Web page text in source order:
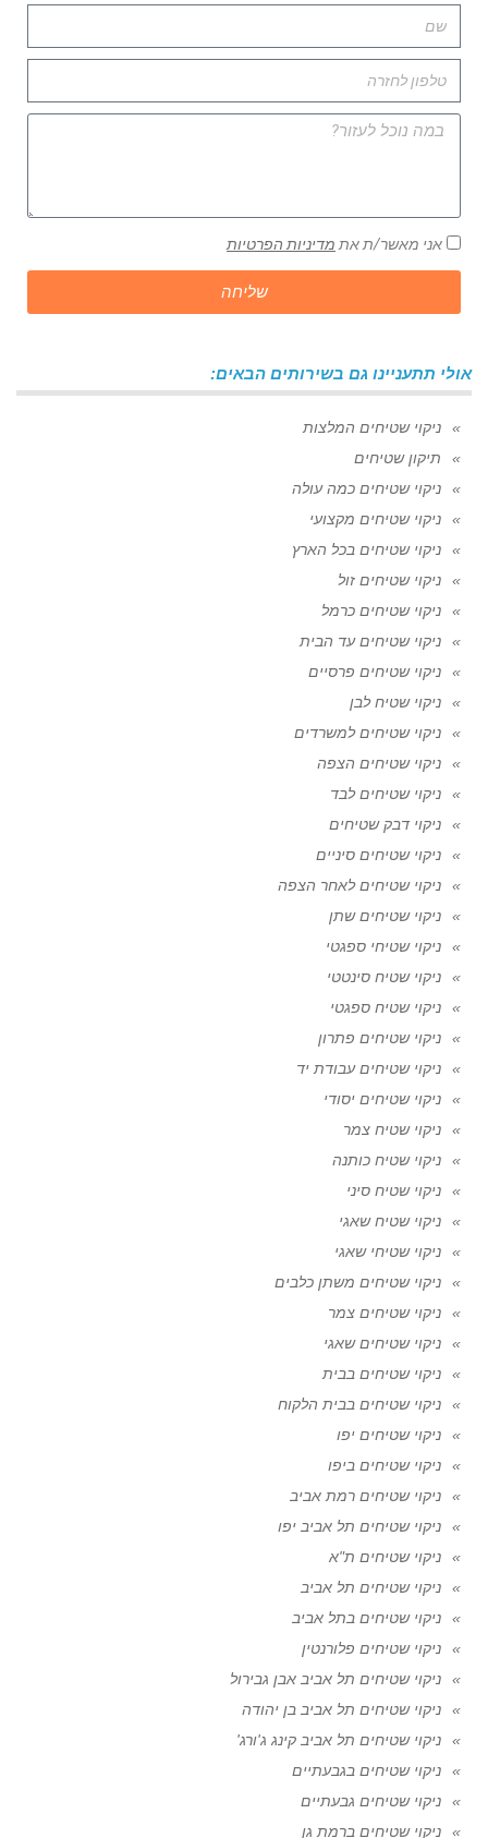
אני מאשר/ת את מדיניות הפרטיות
שליחה
אולי תתעניינו גם בשירותים הבאים:
ניקוי שטיחים המלצות
תיקון שטיחים
ניקוי שטיחים כמה עולה
ניקוי שטיחים מקצועי
ניקוי שטיחים בכל הארץ
ניקוי שטיחים זול
ניקוי שטיחים כרמל
ניקוי שטיחים עד הבית
ניקוי שטיחים פרסיים
ניקוי שטיח לבן
ניקוי שטיחים למשרדים
ניקוי שטיחים הצפה
ניקוי שטיחים לבד
ניקוי דבק שטיחים
ניקוי שטיחים סיניים
ניקוי שטיחים לאחר הצפה
ניקוי שטיחים שתן
ניקוי שטיחי ספגטי
ניקוי שטיח סינטטי
ניקוי שטיח ספגטי
ניקוי שטיחים פתרון
ניקוי שטיחים עבודת יד
ניקוי שטיחים יסודי
ניקוי שטיח צמר
ניקוי שטיח כותנה
ניקוי שטיח סיני
ניקוי שטיח שאגי
ניקוי שטיחי שאגי
ניקוי שטיחים משתן כלבים
ניקוי שטיחים צמר
ניקוי שטיחים שאגי
ניקוי שטיחים בבית
ניקוי שטיחים בבית הלקוח
ניקוי שטיחים יפו
ניקוי שטיחים ביפו
ניקוי שטיחים רמת אביב
ניקוי שטיחים תל אביב יפו
ניקוי שטיחים ת"א
ניקוי שטיחים תל אביב
ניקוי שטיחים בתל אביב
ניקוי שטיחים פלורנטין
ניקוי שטיחים תל אביב אבן גבירול
ניקוי שטיחים תל אביב בן יהודה
ניקוי שטיחים תל אביב קינג ג'ורג'
ניקוי שטיחים בגבעתיים
ניקוי שטיחים גבעתיים
ניקוי שטיחים ברמת גן